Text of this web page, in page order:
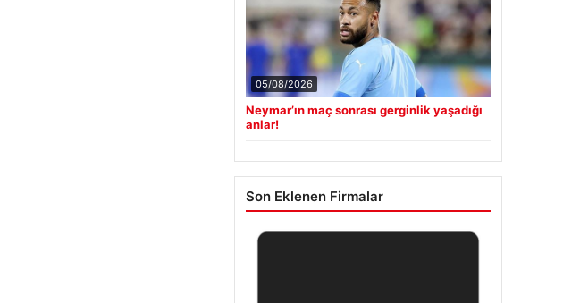
05/08/2026
Neymar’ın maç sonrası gerginlik yaşadığı
anlar!
Son Eklenen Firmalar